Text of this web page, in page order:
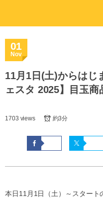
01
Nov
11月1日(土)からはじ
ェスタ 2025】目玉商
1703 views 約3分
本日11月1日（土）～スタート